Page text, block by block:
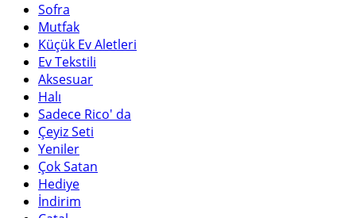
Sofra
Mutfak
Küçük Ev Aletleri
Ev Tekstili
Aksesuar
Halı
Sadece Rico' da
Çeyiz Seti
Yeniler
Çok Satan
Hediye
İndirim